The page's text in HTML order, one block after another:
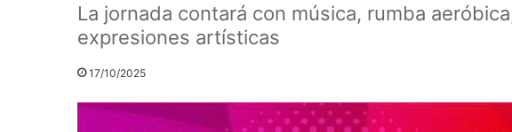
La jornada contará con música, rumba
expresiones artísticas
17/10/2025